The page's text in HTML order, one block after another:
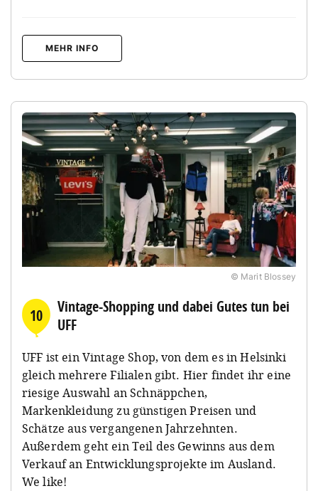
MEHR INFO
© Marit Blossey
10
Vintage-Shopping und dabei Gutes tun bei
UFF
UFF ist ein Vintage Shop, von dem es in Helsinki
gleich mehrere Filialen gibt. Hier findet ihr eine
riesige Auswahl an Schnäppchen,
Markenkleidung zu günstigen Preisen und
Schätze aus vergangenen Jahrzehnten.
Außerdem geht ein Teil des Gewinns aus dem
Verkauf an Entwicklungsprojekte im Ausland.
We like!